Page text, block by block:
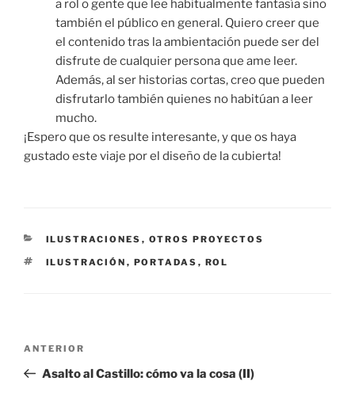
a rol o gente que lee habitualmente fantasía sino
también el público en general. Quiero creer que
el contenido tras la ambientación puede ser del
disfrute de cualquier persona que ame leer.
Además, al ser historias cortas, creo que pueden
disfrutarlo también quienes no habitúan a leer
mucho.
¡Espero que os resulte interesante, y que os haya
gustado este viaje por el diseño de la cubierta!
CATEGORÍAS
ILUSTRACIONES , OTROS PROYECTOS
ETIQUETAS
ILUSTRACIÓN , PORTADAS , ROL
Navegación
entradas
Entrada
anterior:
ANTERIOR
Asalto al Castillo: cómo va la cosa (II)